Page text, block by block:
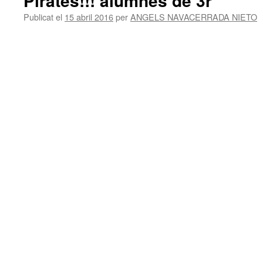
Publicat el 15 abril 2016perANGELS NAVACERRADA NIETO